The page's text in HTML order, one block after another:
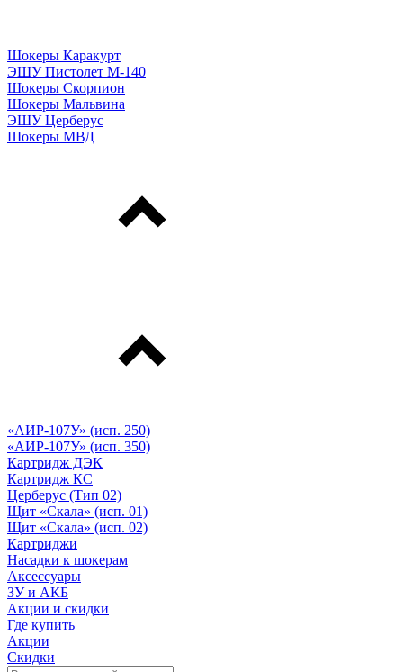
Шокеры Каракурт
ЭШУ Пистолет М-140
Шокеры Скорпион
Шокеры Мальвина
ЭШУ Церберус
Шокеры МВД
«АИР-107У» (исп. 250)
«АИР-107У» (исп. 350)
Картридж ДЭК
Картридж КС
Церберус (Тип 02)
Щит «Скала» (исп. 01)
Щит «Скала» (исп. 02)
Картриджи
Насадки к шокерам
Аксессуары
ЗУ и АКБ
Акции и скидки
Где купить
Акции
Скидки